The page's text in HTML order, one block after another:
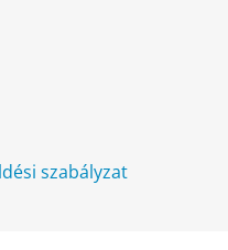
szabályzat